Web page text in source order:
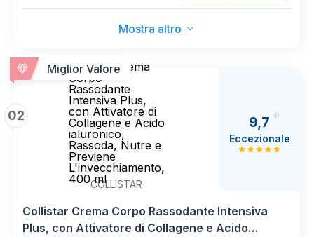
Mostra altro
Miglior Valore
02
Collistar Crema
Corpo
Rassodante
Intensiva Plus,
con Attivatore di
Collagene e Acido
ialuronico,
Rassoda, Nutre e
Previene
L'invecchiamento,
400 mlCOLLISTAR
9,7
Eccezionale
Collistar Crema Corpo Rassodante Intensiva
Plus, con Attivatore di Collagene e Acido